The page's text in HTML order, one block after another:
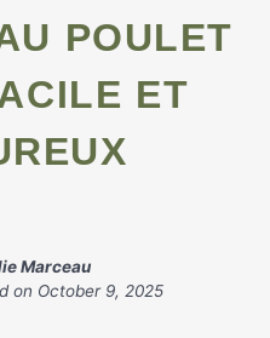
ET
Marceau
on October 9, 2025